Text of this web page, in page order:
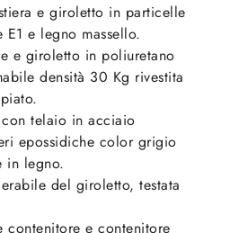
e giroletto in particelle
e legno massello.
e giroletto in poliuretano
densità 30 Kg rivestita
telaio in acciaio
epossidiche color grigio
in legno.
del giroletto, testata
contenitore e contenitore